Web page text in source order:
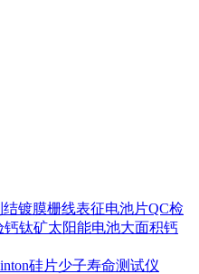
结镀膜栅线表征电池片QC检
钙钛矿太阳能电池大面积钙
硅片少子寿命测试仪